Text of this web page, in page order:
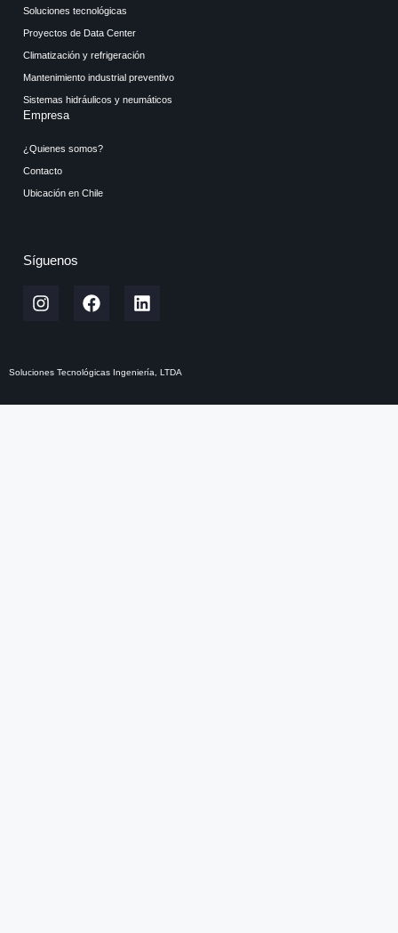
Soluciones tecnológicas
Proyectos de Data Center
Climatización y refrigeración
Mantenimiento industrial preventivo
Sistemas hidráulicos y neumáticos
Empresa
¿Quienes somos?
Contacto
Ubicación en Chile
Síguenos
Soluciones Tecnológicas Ingeniería, LTDA